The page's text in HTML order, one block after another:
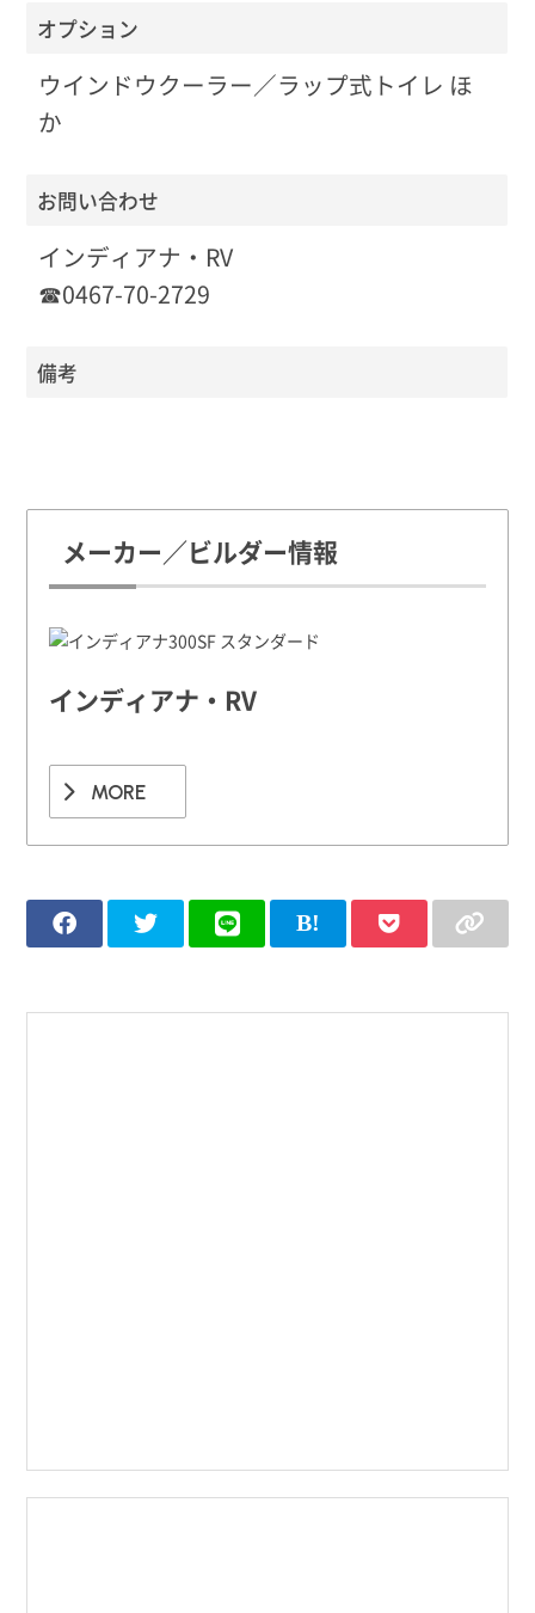
オプション
ウインドウクーラー／ラップ式トイレ ほ
か
お問い合わせ
インディアナ・RV
☎0467-70-2729
備考
メーカー／ビルダー情報
インディアナ・RV
MORE